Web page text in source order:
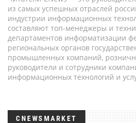
из самых успешных отраслей
индустрии информационных
составляют топ-менеджеры и
департаментов информатизации
региональных органов
промышленных компаний,
руководители и сотрудники
информационных технологий и
CNEWSMARKET